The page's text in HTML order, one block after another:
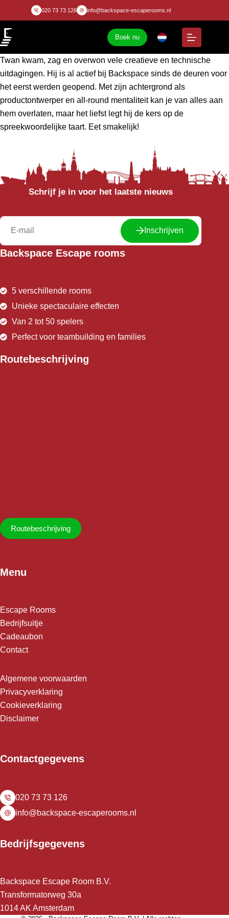
020 73 73 126 info@backspace-escaperooms.nl
Boek nu
Twan kwam, zag en overwon vele creatieve en technische
uitdagingen. Hij is al actief bij Backspace sinds de deuren voor
het eerst werden geopend. Met zijn achtergrond als
productontwerper en all-round mentaliteit kan je van alles aan
hem overlaten, maar het liefst legt hij de kers op de
spreekwoordelijke taart. Eet smakelijk!
Schrijf je in voor het laatste nieuws
Inschrijven
Backspace Escape rooms
5 verschillende rooms
Unieke spectaculaire effecten
Van 2 tot 50 spelers
Perfect voor teambuilding en families
Routebeschrijving
Routebeschrijving
Menu
Escape Rooms
Bedrijfsuitje
Cadeaubon
Contact
Algemene voorwaarden
Privacyverklaring
Cookieverklaring
Disclaimer
Contactgegevens
020 73 73 126
info@backspace-escaperooms.nl
Bedrijfsgegevens
Backspace Escape Room B.V.
Transformatorweg 30a
1014 AK Amsterdam